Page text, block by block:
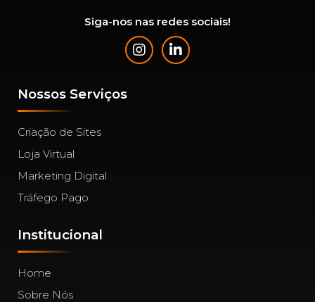
Siga-nos nas redes sociais!
Nossos Serviços
Criação de Sites
Loja Virtual
Marketing Digital
Tráfego Pago
Institucional
Home
Sobre Nós